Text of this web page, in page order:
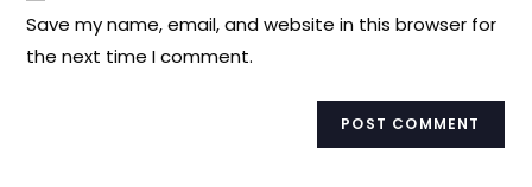
Save my name, email, and website in this browser for
the next time I comment.